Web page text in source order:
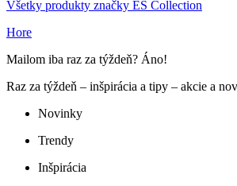
Všetky produkty značky ES Collection
Hore
Mailom iba raz za týždeň? Áno!
Raz za týždeň – inšpirácia a tipy – akcie a
Novinky
Trendy
Inšpirácia